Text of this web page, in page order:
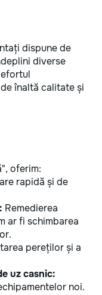
dispune de
diverse
înaltă calitate și
oferim:
rapidă și de
Remedierea
ar fi schimbarea
pereților și a
uz casnic:
noi.